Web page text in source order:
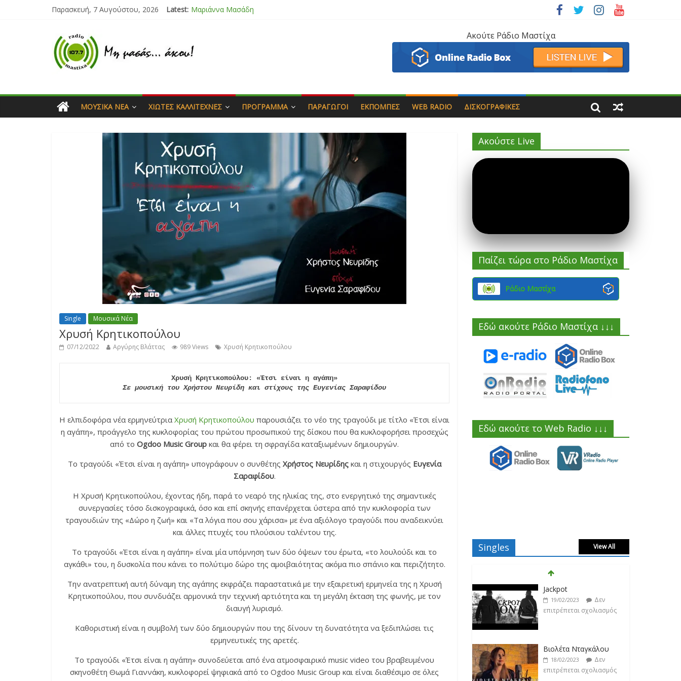
Παρασκευή, 7 Αυγούστου, 2026 Latest: Μαριάννα Μασάδη
Ιορδάνης Αγαπητός
Ακούτε Ράδιο Μαστίχα
ΜΟΥΣΙΚΆ ΝΈΑ ΧΙΏΤΕΣ ΚΑΛΛΙΤΈΧΝΕΣ ΠΡΌΓΡΑΜΜΑ ΠΑΡΑΓΩΓΟΊ ΕΚΠΟΜΠΈΣ WEB RADIO ΔΙΣΚΟΓΡΑΦΙΚΈΣ
Single Μουσικά Νέα
Χρυσή Κρητικοπούλου
07/12/2022 Αργύρης Βλάττας 989 Views Χρυσή Κρητικοπούλου
Σε μουσική του Χρήστου Νευρίδη και στίχους της Ευγενίας Σαραφίδου
Η ελπιδοφόρα νέα ερμηνεύτρια Χρυσή Κρητικοπούλου παρουσιάζει το νέο της τραγούδι με τίτλο «Έτσι είναι
η αγάπη», προάγγελο της κυκλοφορίας του πρώτου προσωπικού της δίσκου που θα κυκλοφορήσει προσεχώς
από το Ogdoo Music Group και θα φέρει τη σφραγίδα καταξιωμένων δημιουργών.
Το τραγούδι «Έτσι είναι η αγάπη» υπογράφουν ο συνθέτης Χρήστος Νευρίδηςκαι η στιχουργός Ευγενία
Σαραφίδου.
Η Χρυσή Κρητικοπούλου, έχοντας ήδη, παρά το νεαρό της ηλικίας της, στο ενεργητικό της σημαντικές
συνεργασίες τόσο δισκογραφικά, όσο και επί σκηνής επανέρχεται ύστερα από την κυκλοφορία των
τραγουδιών της «Δώρο η ζωή» και «Τα λόγια που σου χάρισα» με ένα αξιόλογο τραγούδι που αναδεικνύει
και άλλες πτυχές του πλούσιου ταλέντου της.
Το τραγούδι «Έτσι είναι η αγάπη» είναι μία υπόμνηση των δύο όψεων του έρωτα, «το λουλούδι και το
αγκάθι» του, η δυσκολία που κάνει το πολύτιμο δώρο της αμοιβαιότητας ακόμα πιο σπάνιο και περιζήτητο.
Την ανατρεπτική αυτή δύναμη της αγάπης εκφράζει παραστατικά με την εξαιρετική ερμηνεία της η Χρυσή
Κρητικοπούλου, που συνδυάζει αρμονικά την τεχνική αρτιότητα και τη μεγάλη έκταση της φωνής, με τον
διαυγή λυρισμό.
Καθοριστική είναι η συμβολή των δύο δημιουργών που της δίνουν τη δυνατότητα να ξεδιπλώσει τις
ερμηνευτικές της αρετές.
Το τραγούδι «Έτσι είναι η αγάπη» συνοδεύεται από ένα ατμοσφαιρικό music video του βραβευμένου
σκηνοθέτη Θωμά Γιαννάκη, κυκλοφορεί ψηφιακά από το Ogdoo Music Group και είναι διαθέσιμο σε όλες
Ακούστε Live
Παίζει τώρα στο Ράδιο Μαστίχα
Ράδιο Μαστίχα
Εδώ ακούτε Ράδιο Μαστίχα ↓↓↓
Εδώ ακούτε το Web Radio ↓↓↓
Singles View All
19/02/2023
επιτρέπεται σχολιασμός
18/02/2023
Δεν
επιτρέπεται σχολιασμός